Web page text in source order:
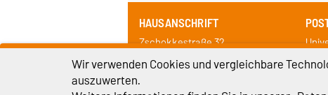
HAUSANSCHRIFT
Zschokkestraße 32
39104 Magdeburg
Wir verwenden Cookies und vergleichbare
auszuwerten.